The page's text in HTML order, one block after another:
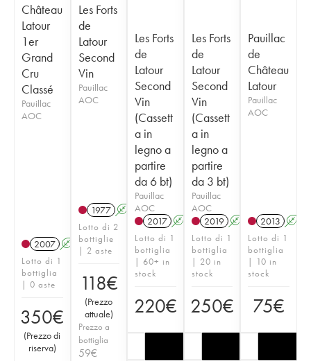
Château
Latour
1er
Grand
Cru
Classé
Pauillac
AOC
2007 A
Lotto di 1
bottiglia
| 0 aste
350€
(Prezzo di
riserva)
Les Forts
de
Latour
Second
Vin
Pauillac
AOC
1977 A
Lotto di 2
bottiglie
| 2 aste
118€
(Prezzo
attuale)
Prezzo a
bottiglia
59€
Les Forts
de
Latour
Second
Vin
(Cassett
a in
legno a
partire
da 6 bt)
Pauillac
AOC
2017 A T
Lotto di 1
bottiglia
| 60+ in
stock
220€
Les Forts
de
Latour
Second
Vin
(Cassett
a in
legno a
partire
da 3 bt)
Pauillac
AOC
2019 A T
Lotto di 1
bottiglia
| 20 in
stock
250€
Pauillac
de
Château
Latour
Pauillac
AOC
2013 A
Lotto di 1
bottiglia
| 10 in
stock
75€